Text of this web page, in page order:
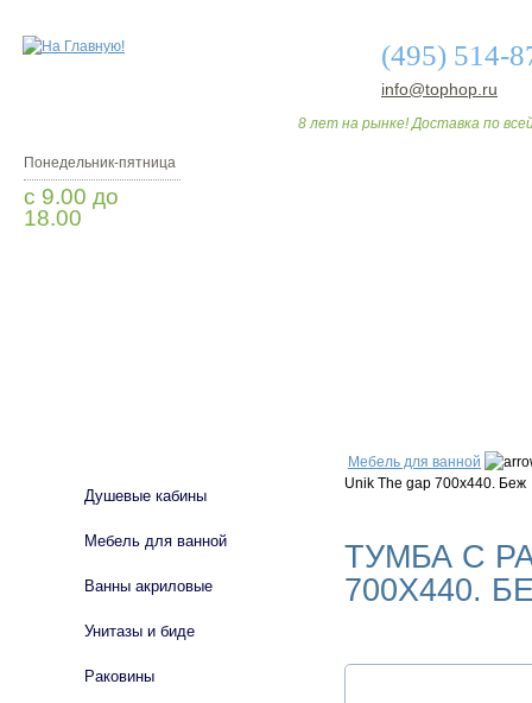
(495) 514-
info@tophop.ru
8 лет на рынке! Доставка по
Понедельник-пятница
с 9.00 до
18.00
Мебель для ванной
Unik The gap 700х440. Беж
ТУМБА С
700Х440.
Душевые кабины
Мебель для ванной
Ванны акриловые
Унитазы и биде
Раковины